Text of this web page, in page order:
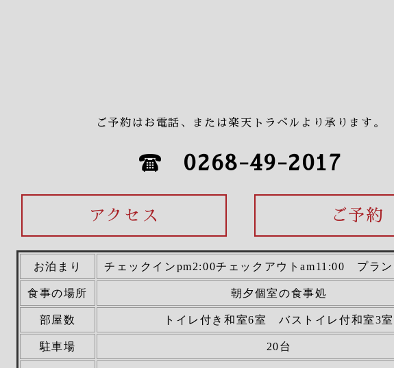
ご予約はお電話、または楽天トラベルより承ります。
0268-49-2017
アクセス ご予約
お泊まり チェックインpm2:00チェックアウトam11:00 プラン
食事の場所 朝夕個室の食事処
部屋数 トイレ付き和室6室 バストイレ付和室3室
駐車場 20台